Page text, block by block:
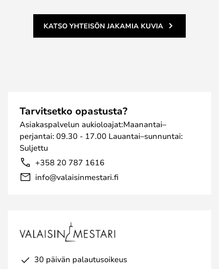
KATSO YHTEISÖN JAKAMIA KUVIA
Tarvitsetko opastusta?
Asiakaspalvelun aukioloajat:Maanantai–
perjantai: 09.30 - 17.00 Lauantai–sunnuntai:
Suljettu
+358 20 787 1616
info@valaisinmestari.fi
30 päivän palautusoikeus